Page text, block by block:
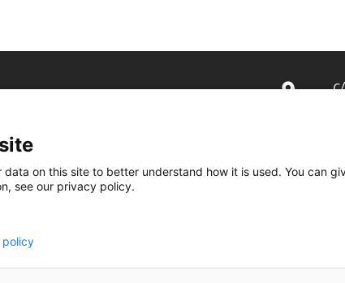
on this site to better understand how it is used. You can
see our privacy policy.
policy